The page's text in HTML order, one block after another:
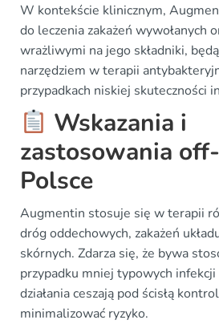
W kontekście klinicznym,
do leczenia zakażeń wywołanych
wrażliwymi na jego składniki,
narzędziem w terapii
przypadkach niskiej skuteczności
Wskazania i
zastosowania
Polsce
Augmentin stosuje się w terapii
dróg oddechowych, zakażeń
skórnych. Zdarza się, że bywa
przypadku mniej typowych
działania ceszają pod ścisłą
minimalizować ryzyko.